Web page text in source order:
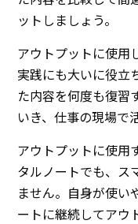
ットしましょう。
アウトプットに使用
実践にも大いに役立
た内容を何度も復習
いき、仕事の現場で
アウトプットに使用
タルノートでも、ス
ません。自身が使い
ートに継続してアウ